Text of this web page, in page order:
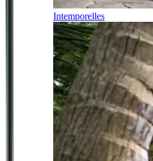
Intemporelles